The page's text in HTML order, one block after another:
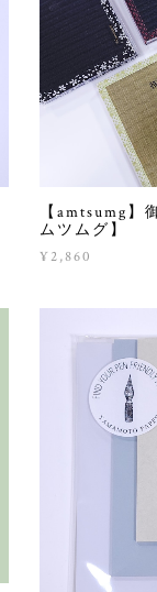
【amtsumg
ムツムグ】
¥2,860